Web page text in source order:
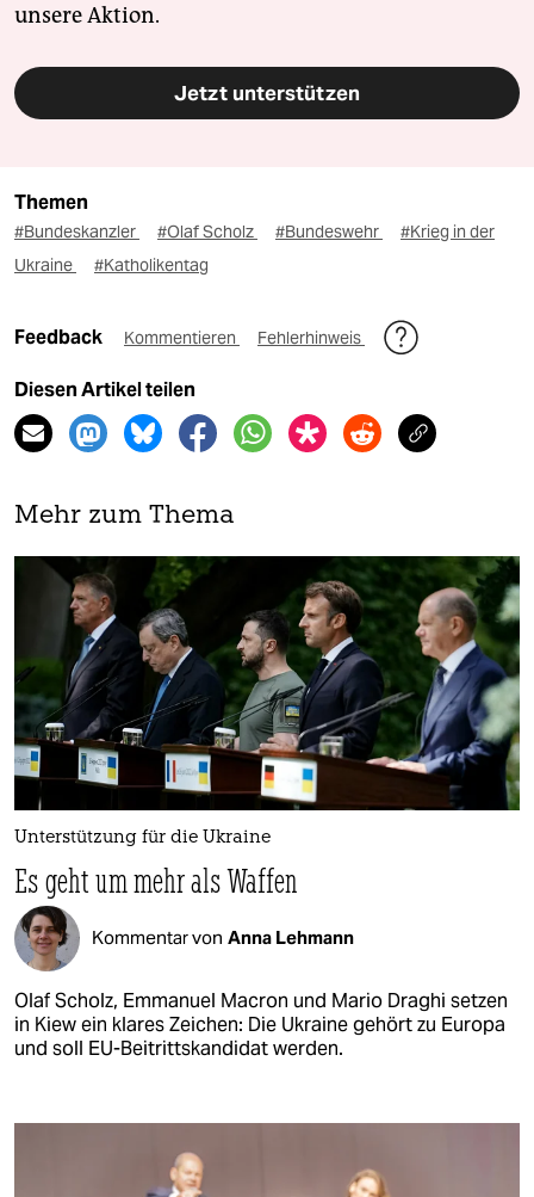
unsere Aktion.
Jetzt unterstützen
Themen
#Bundeskanzler #Olaf Scholz #Bundeswehr
#Krieg in der
Ukraine
#Katholikentag
Feedback Kommentieren Fehlerhinweis
Diesen Artikel teilen
Mehr zum Thema
Unterstützung für die Ukraine
Es geht um mehr als Waffen
Kommentar von Anna Lehmann
Olaf Scholz, Emmanuel Macron und Mario Draghi setzen
in Kiew ein klares Zeichen: Die Ukraine gehört zu Europa
und soll EU-Beitrittskandidat werden.